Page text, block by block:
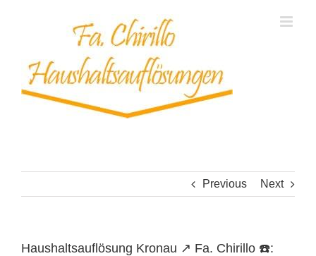
Previous Next
Haushaltsauflösung Kronau ↗️ Fa. Chirillo ☎️: